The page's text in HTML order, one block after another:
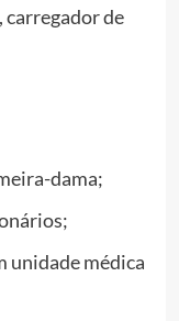
de
dama;
unidade médica